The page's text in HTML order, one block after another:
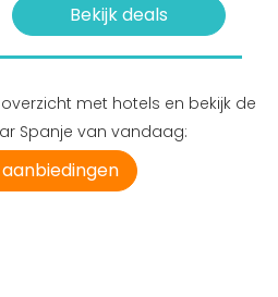
Bekijk deals
met hotels en bekijk de
Spanje van vandaag:
aanbiedingen